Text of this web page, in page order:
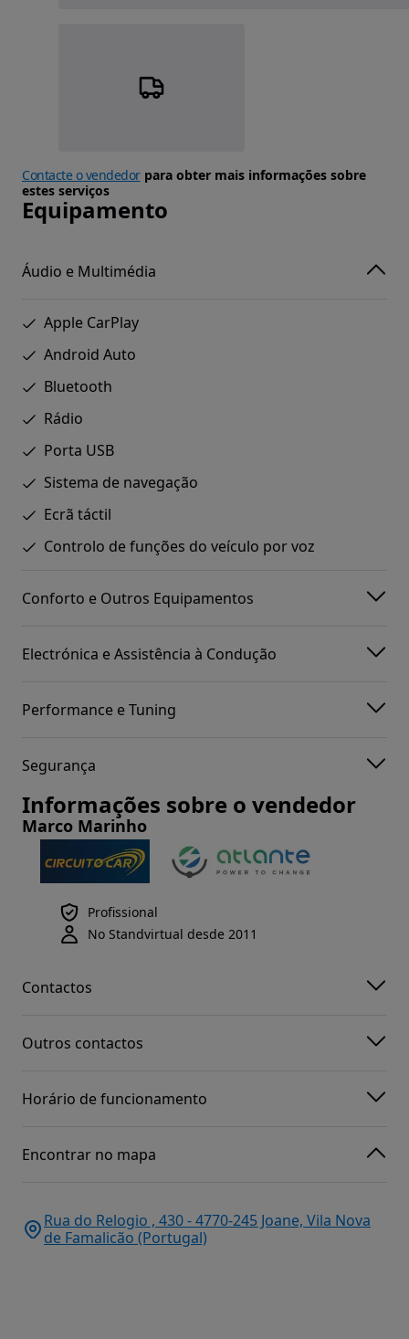
Contacte o vendedorpara obter mais informações sobre
estes serviços
Equipamento
Áudio e Multimédia
Apple CarPlay
Android Auto
Bluetooth
Rádio
Porta USB
Sistema de navegação
Ecrã táctil
Controlo de funções do veículo por voz
Conforto e Outros Equipamentos
Electrónica e Assistência à Condução
Performance e Tuning
Segurança
Informações sobre o vendedor
Marco Marinho
Profissional
No Standvirtual desde 2011
Contactos
Outros contactos
Horário de funcionamento
Encontrar no mapa
Rua do Relogio , 430 - 4770-245 Joane, Vila Nova
de Famalicão (Portugal)